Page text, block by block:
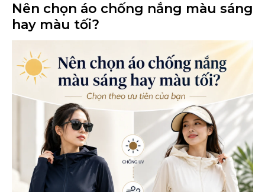
Nên chọn áo chống nắng màu sáng
hay màu tối?